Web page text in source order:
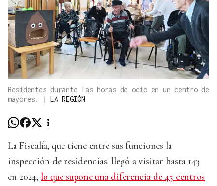
Residentes durante las horas de ocio en un centro de
mayores.
| LA REGIÓN
La Fiscalía, que tiene entre sus funciones la
inspección de residencias, llegó a visitar hasta 143
en 2024, lo que supone una diferencia de 45 centros